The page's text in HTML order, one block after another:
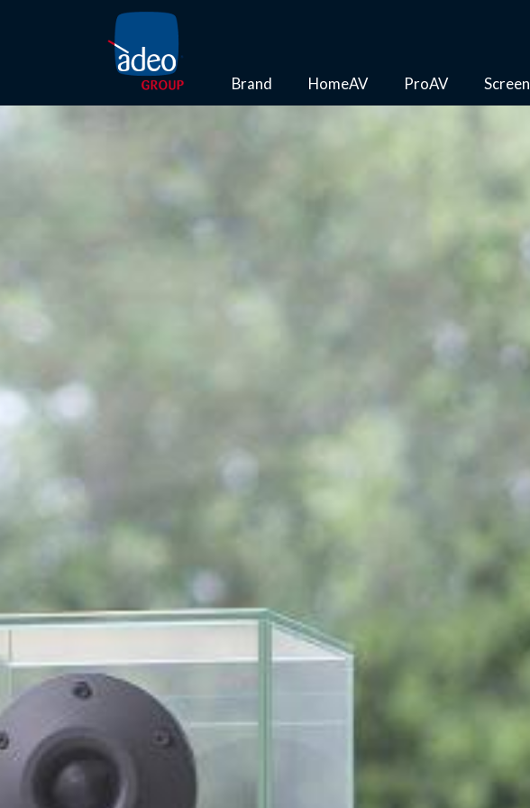
Brand HomeAV ProAV Screen